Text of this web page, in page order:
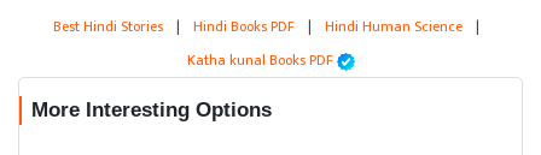
Best Hindi Stories | Hindi Books PDF | Hindi Human Science |
Katha kunal Books PDF
More Interesting Options